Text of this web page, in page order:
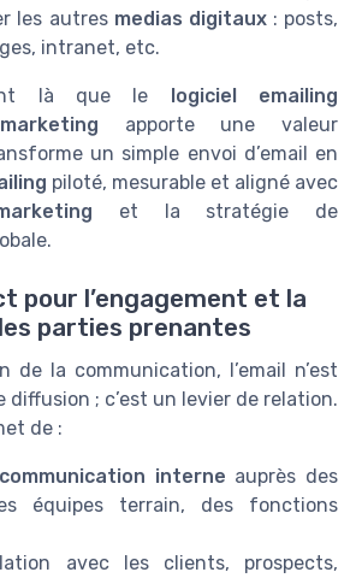
les autres medias digitaux: posts,
intranet, etc.
là que le logiciel emailing
apporte une valeur
un simple envoi d’email en
piloté, mesurable et aligné avec
et la stratégie de
pour l’engagement et la
parties prenantes
de la communication, l’email n’est
diffusion ; c’est un levier de relation.
de :
communication interne auprès des
équipes terrain, des fonctions
avec les clients, prospects,